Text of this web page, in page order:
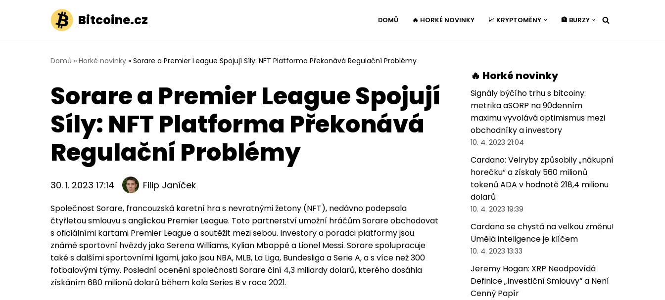
Bitcoine.cz DOMŮ 🔥 HORKÉ NOVINKY 📈 KRYPTOMĚNY 🏦 BURZY
Domů » Horké novinky » Sorare a Premier League Spojují Síly: NFT Platforma Překonává Regulační Problémy
Sorare a Premier League Spojují
Síly: NFT Platforma Překonává
Regulační Problémy
30. 1. 2023 17:14 Filip Janíček
Společnost Sorare, francouzská karetní hra s nevratnými žetony (NFT), nedávno podepsala
čtyřletou smlouvu s anglickou Premier League. Toto partnerství umožní hráčům Sorare obchodovat
s oficiálními kartami Premier League a soutěžit mezi sebou. Investory a poradci platformy jsou
známé sportovní hvězdy jako Serena Williams, Kylian Mbappé a Lionel Messi. Sorare spolupracuje
také s dalšími sportovními ligami, jako jsou NBA, MLB, La Liga, Bundesliga a Serie A, a s více než 300
fotbalovými týmy. Poslední ocenění společnosti Sorare činí 4,3 miliardy dolarů, kterého dosáhla
získáním 680 milionů dolarů během kola Series B v roce 2021.
🔥 Horké novinky
Signály býčího trhu s bitcoiny:
metrika aSORP na 90denním
maximu vyvolává optimismus mezi
obchodníky a investory
10. 4. 2023 21:04
Cardano: Velryby způsobily „nákupní
horečku“ a získaly 560 milionů
tokenů ADA v hodnotě 218,4 milionu
dolarů
10. 4. 2023 19:39
Cardano se chystá na velkou změnu!
Umělá inteligence je klíčem
10. 4. 2023 13:33
Jeremy Hogan: XRP Neodpovídá
Definice „Investiční Smlouvy“ a Není
Cenný Papír